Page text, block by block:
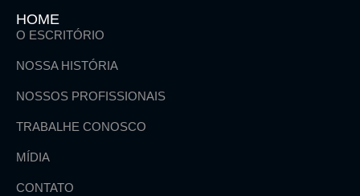
HOME
O ESCRITÓRIO
NOSSA HISTÓRIA
NOSSOS PROFISSIONAIS
TRABALHE CONOSCO
MÍDIA
CONTATO